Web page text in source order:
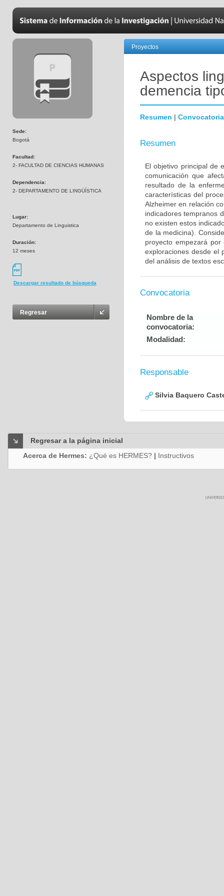
Sede:
Bogotá
Facultad:
2- FACULTAD DE CIENCIAS HUMANAS
Dependencia:
2- DEPARTAMENTO DE LINGÜÍSTICA
Lugar:
Departamento de Linguistica
Duración:
12 meses
Descargar resultado de búsqueda
Regresar
Proyectos
Aspectos
demencia
Resumen | Convocatoria
Resumen
El objetivo principal de
comunicación que
resultado de la
características del
Alzheimer en relación
indicadores tempranos
no existen estos
de la medicina).
proyecto empezará
exploraciones desde el
del análisis de textos
Convocatoria
Nombre de la
convocatoria:
Modalidad:
Responsable
Silvia Baquero
Regresar a la página inicial
Acerca de Hermes: ¿Qué es HERMES? | Instructivos